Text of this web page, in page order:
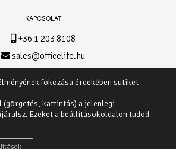
KAPCSOLAT
+36 1 203 8108
sales@officelife.hu
Facebook
Instagram
fokozása érdekében sütiket
(görgetés, kattintás) a jelenlegi
Ezeket abeállításokoldalon tudod